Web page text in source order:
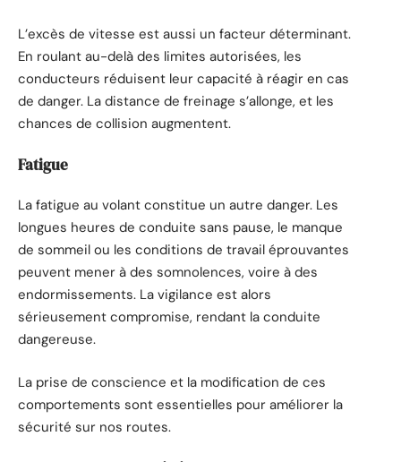
L’excès de vitesse est aussi un facteur déterminant.
En roulant au-delà des limites autorisées, les
conducteurs réduisent leur capacité à réagir en cas
de danger. La distance de freinage s’allonge, et les
chances de collision augmentent.
Fatigue
La fatigue au volant constitue un autre danger. Les
longues heures de conduite sans pause, le manque
de sommeil ou les conditions de travail éprouvantes
peuvent mener à des somnolences, voire à des
endormissements. La vigilance est alors
sérieusement compromise, rendant la conduite
dangereuse.
La prise de conscience et la modification de ces
comportements sont essentielles pour améliorer la
sécurité sur nos routes.